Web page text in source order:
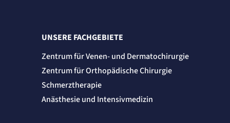
UNSERE FACHGEBIETE
Zentrum für Venen- und Dermatochirurgie
Zentrum für Orthopädische Chirurgie
Schmerztherapie
Anästhesie und Intensivmedizin